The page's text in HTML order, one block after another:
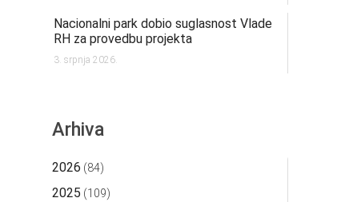
Nacionalni park dobio suglasnost Vlade
RH za provedbu projekta
3. srpnja 2026.
Arhiva
2026 (84)
2025 (109)